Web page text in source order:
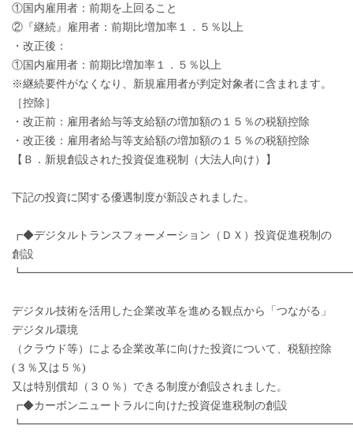
①国内雇用者：前期を上回ること
②『継続』雇用者：前期比増加率１．５％以上
・改正後：
①国内雇用者：前期比増加率１．５％以上
※継続要件がなくなり、新規雇用者が判定対象者に含まれます。
［控除］
・改正前：雇用者給与等支給額の増加額の１５％の税額控除
・改正後：雇用者給与等支給額の増加額の１５％の税額控除
【Ｂ．新規創設された投資促進税制（大法人向け）】
下記の投資に関する優遇制度が新設されました。
┏◆デジタルトランスフォーメーション（ＤＸ）投資促進税制の
創設
デジタル技術を活用した企業改革を進める観点から「つながる」
デジタル環境
（クラウド等）による企業改革に向けた投資について、税額控除
(３％又は５％)
又は特別償却（３０％）できる制度が創設されました。
┏◆カーボンニュートラルに向けた投資促進税制の創設